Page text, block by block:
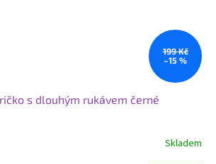
199 Kč
–15 %
s dlouhým rukávem černé
Skladem